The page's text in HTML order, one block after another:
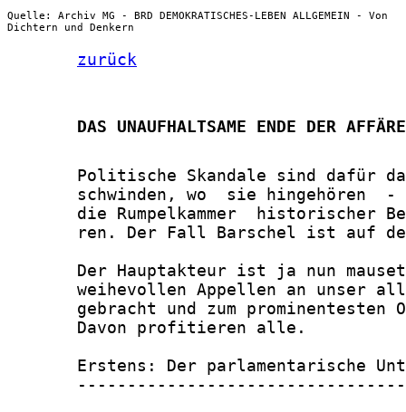
Quelle: Archiv MG - BRD DEMOKRATISCHES-LEBEN ALLGEMEIN - Von
Dichtern und Denkern
zurück
DAS UNAUFHALTSAME ENDE DER
Politische Skandale sind dafür
schwinden, wo  sie hingehören
die Rumpelkammer  historischer
ren. Der Fall Barschel ist auf
Der Hauptakteur ist ja nun
weihevollen Appellen an unser
gebracht und zum prominentesten
       Davon profitieren alle.
Erstens: Der parlamentarische